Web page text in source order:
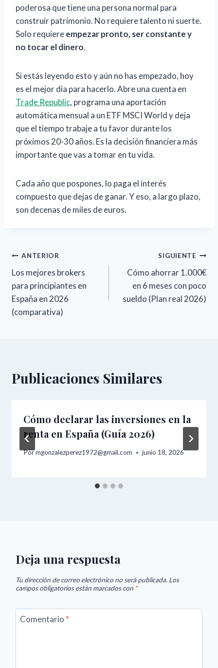
poderosa que tiene una persona normal para
construir patrimonio. No requiere talento ni suerte.
Solo requiereempezar pronto, ser constante y
no tocar el dinero.
Si estás leyendo esto y aún no has empezado, hoy
es el mejor día para hacerlo. Abre una cuenta en
Trade Republic, programa una aportación
automática mensual a un ETF MSCI World y deja
que el tiempo trabaje a tu favor durante los
próximos 20-30 años. Es la decisión financiera más
importante que vas a tomar en tu vida.
Cada año que pospones, lo paga el interés
compuesto que dejas de ganar. Y eso, a largo plazo,
son decenas de miles de euros.
Navegación
de
entradas
ANTERIOR
Los mejores brokers
para principiantes en
España en 2026
(comparativa)
SIGUIENTE
Cómo ahorrar 1.000€
en 6 meses con poco
sueldo (Plan real 2026)
Publicaciones Similares
Cómo declarar las inversiones en la
renta en España (Guía 2026)
Pormgonzalezperez1972@gmail.com junio 18, 2026
Deja una respuesta
Tu dirección de correo electrónico no será publicada. Los
campos obligatorios están marcados con *
Comentario *